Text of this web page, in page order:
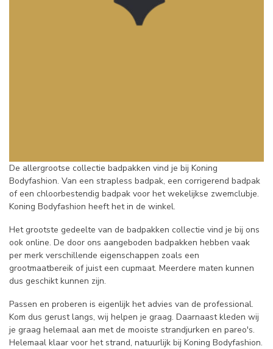
De allergrootse collectie badpakken vind je bij Koning
Bodyfashion. Van een strapless badpak, een corrigerend badpak
of een chloorbestendig badpak voor het wekelijkse zwemclubje.
Koning Bodyfashion heeft het in de winkel.
Het grootste gedeelte van de badpakken collectie vind je bij ons
ook online. De door ons aangeboden badpakken hebben vaak
per merk verschillende eigenschappen zoals een
grootmaatbereik of juist een cupmaat. Meerdere maten kunnen
dus geschikt kunnen zijn.
Passen en proberen is eigenlijk het advies van de professional.
Kom dus gerust langs, wij helpen je graag. Daarnaast kleden wij
je graag helemaal aan met de mooiste strandjurken en pareo's.
Helemaal klaar voor het strand, natuurlijk bij Koning Bodyfashion.